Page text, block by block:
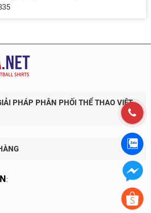
PHÁP PHÂN PHỐI THỂ THAO VIỆT
: